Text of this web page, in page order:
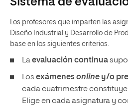
Los profesores que imparten las
Diseño Industrial y Desarrollo de
base en los siguientes criterios.
Laevaluación continua
Los exámenesonline y/o
cada cuatrimestre
Elige en cada asignatura y